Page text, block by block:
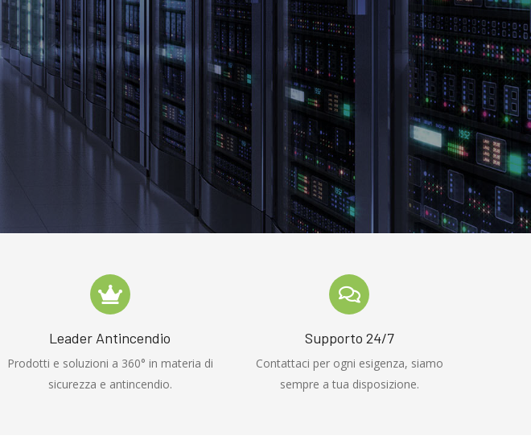
Leader Antincendio
Prodotti e soluzioni a 360° in materia di
sicurezza e antincendio.
Supporto 24/7
Contattaci per ogni esigenza, siamo
sempre a tua disposizione.